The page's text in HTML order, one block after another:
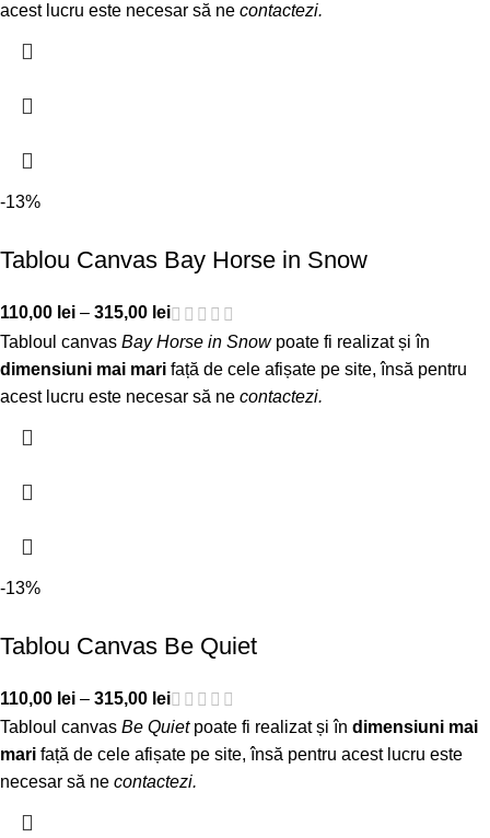
acest lucru este necesar să ne contactezi.
-13%
Tablou Canvas Bay Horse in Snow
110,00 lei – 315,00 lei
Tabloul canvas Bay Horse in Snowpoate fi realizat și în
dimensiuni mai mari față de cele afișate pe site, însă pentru
acest lucru este necesar să ne contactezi.
-13%
Tablou Canvas Be Quiet
110,00 lei – 315,00 lei
Tabloul canvas Be Quietpoate fi realizat și în dimensiuni mai
mari față de cele afișate pe site, însă pentru acest lucru este
necesar să ne contactezi.